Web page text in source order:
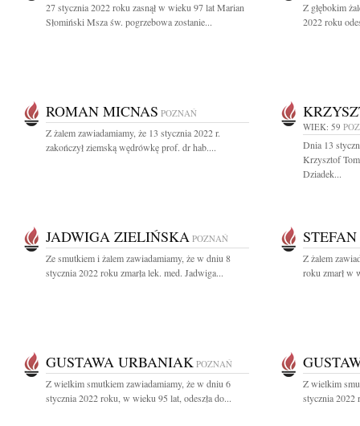
27 stycznia 2022 roku zasnął w wieku 97 lat Marian
Słomiński Msza św. pogrzebowa zostanie...
Z głębokim
2022 roku
ROMAN MICNAS POZNAŃ
Z żalem zawiadamiamy, że 13 stycznia 2022 r.
zakończył ziemską wędrówkę prof. dr hab....
WIEK: 59
Dnia 13
Krzysztof
Dziadek...
JADWIGA ZIELIŃSKA POZNAŃ
Ze smutkiem i żalem zawiadamiamy, że w dniu 8
stycznia 2022 roku zmarła lek. med. Jadwiga...
Z żalem
roku zmarł w
GUSTAWA URBANIAK POZNAŃ
Z wielkim smutkiem zawiadamiamy, że w dniu 6
stycznia 2022 roku, w wieku 95 lat, odeszła do...
Z wielkim
stycznia 2022